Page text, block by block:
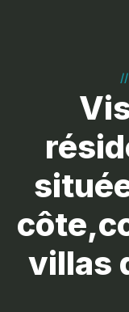
//
villas